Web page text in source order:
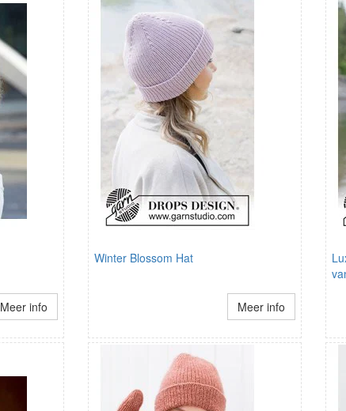
Meer info
Winter Blossom Hat
Meer info